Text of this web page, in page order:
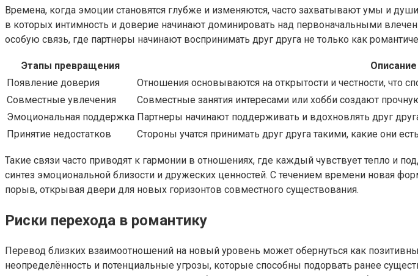
Времена, когда эмоции становятся глубже и изменяются, часто захватывают умы и
в которых интимность и доверие начинают доминировать над первоначальными
особую связь, где партнеры начинают воспринимать друг друга не только как
Этапы превращения
Описание
Появление доверия
Отношения основываются на открытости и честности, что
Совместные увлечения
Совместные занятия интересами или хобби создают
Эмоциональная поддержка Партнеры начинают поддерживать и вдохновлять друг
Принятие недостатков
Стороны учатся принимать друг друга такими, какие они
Такие связи часто приводят к гармонии в отношениях, где каждый чувствует тепло и
синтез эмоциональной близости и дружеских ценностей. С течением времени новая
порыв, открывая двери для новых горизонтов совместного существования.
Риски перехода в романтику
Перевод близких взаимоотношений на новый уровень может обернуться как
неопределённость и потенциальные угрозы, которые способны подорвать ранее